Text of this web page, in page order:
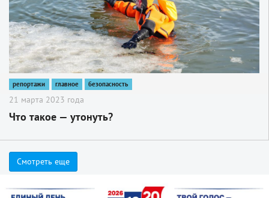
репортажи главное безопасность
21 марта 2023 года
Что такое — утонуть?
Смотреть еще